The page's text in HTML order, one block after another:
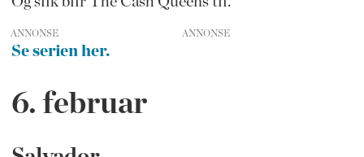
ANNONSE
Se serien her.
6. februar